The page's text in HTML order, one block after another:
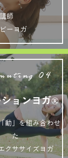
師
ーヨガ
04
ションヨガ®
動」を組み合わせ
た
クササイズヨガ